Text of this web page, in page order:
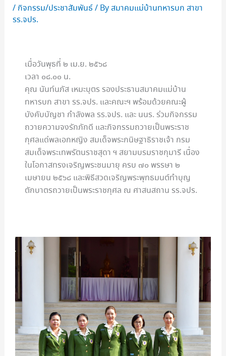
/ กิจกรรม/ประชาสัมพันธ์/ Byสมาคมแม่บ้านทหารบก สาขา
รร.จปร.
เมื่อวันพุธที่ ๒ เม.ย. ๒๕๖๘
เวลา ๐๘.๐๐ น.
คุณ นันท์นภัส เหมะบุตร รองประธานสมาคมแม่บ้าน
ทหารบก สาขา รร.จปร. และคณะฯ พร้อมด้วยคณะผู้
บังคับบัญชา กำลังพล รร.จปร. และ นนร. ร่วมกิจกรรม
ถวายความจงรักภักดี และกิจกรรมถวายเป็นพระราช
กุศลแด่พลเอกหญิง สมเด็จพระกนิษฐาธิราชเจ้า กรม
สมเด็จพระเทพรัตนราชสุดา ฯ สยามบรมราชกุมารี เนื่อง
ในโอกาสทรงเจริญพระชนมายุ ครบ ๗๐ พรรษา ๒
เมษายน ๒๕๖๘ และพิธีสวดเจริญพระพุทธมนต์ทำบุญ
ตักบาตรถวายเป็นพระราชกุศล ณ ศาสนสถาน รร.จปร.